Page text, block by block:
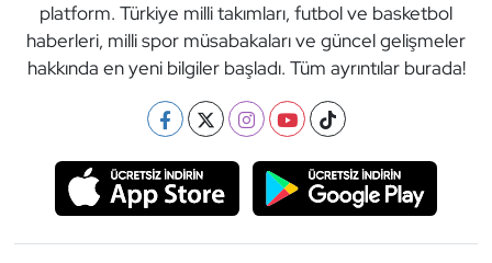
platform. Türkiye milli takımları, futbol ve basketbol
haberleri, milli spor müsabakaları ve güncel gelişmeler
hakkında en yeni bilgiler başladı. Tüm ayrıntılar burada!